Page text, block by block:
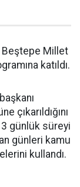
Beştepe Millet
katıldı.
çıkarıldığını
3 günlük süreyi
günleri kamu
kullandı.